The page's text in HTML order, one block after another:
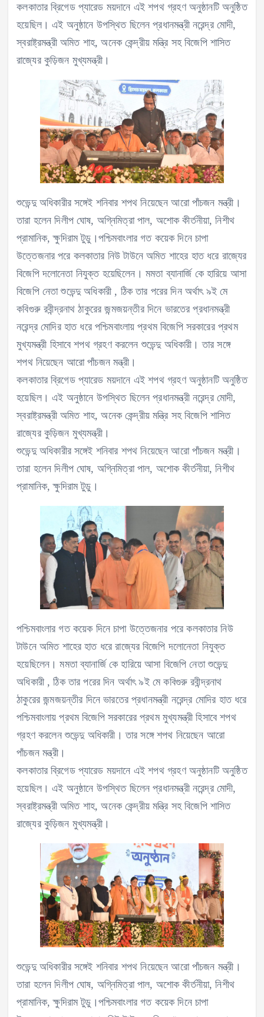
কলকাতার ব্রিগেড প্যারেড ময়দানে এই শপথ গ্রহণ অনুষ্ঠানটি অনুষ্ঠিত
হয়েছিল। এই অনুষ্ঠানে উপস্থিত ছিলেন প্রধানমন্ত্রী নরেন্দ্র মোদী,
স্বরাষ্ট্রমন্ত্রী অমিত শাহ, অনেক কেন্দ্রীয় মন্ত্রি সহ বিজেপি শাসিত
রাজ্যের কুড়িজন মুখ্যমন্ত্রী।
শুভেন্দু অধিকারীর সঙ্গেই শনিবার শপথ নিয়েছেন আরো পাঁচজন মন্ত্রী।
তারা হলেন দিলীপ ঘোষ, অগ্নিমিত্রা পাল, অশোক কীর্তনীয়া, নিশীথ
প্রামানিক, ক্ষুদিরাম টুডু।পশ্চিমবাংলার গত কয়েক দিনে চাপা
উত্তেজনার পরে কলকাতার নিউ টাউনে অমিত শাহের হাত ধরে রাজ্যের
বিজেপি দলোনেতা নিযুক্ত হয়েছিলেন। মমতা ব্যানার্জি কে হারিয়ে আসা
বিজেপি নেতা শুভেন্দু অধিকারী , ঠিক তার পরের দিন অর্থাৎ ৯ই মে
কবিগুরু রবীন্দ্রনাথ ঠাকুরের জন্মজয়ন্তীর দিনে ভারতের প্রধানমন্ত্রী
নরেন্দ্র মোদির হাত ধরে পশ্চিমবাংলায় প্রথম বিজেপি সরকারের প্রথম
মুখ্যমন্ত্রী হিসাবে শপথ গ্রহণ করলেন শুভেন্দু অধিকারী। তার সঙ্গে
শপথ নিয়েছেন আরো পাঁচজন মন্ত্রী।
কলকাতার ব্রিগেড প্যারেড ময়দানে এই শপথ গ্রহণ অনুষ্ঠানটি অনুষ্ঠিত
হয়েছিল। এই অনুষ্ঠানে উপস্থিত ছিলেন প্রধানমন্ত্রী নরেন্দ্র মোদী,
স্বরাষ্ট্রমন্ত্রী অমিত শাহ, অনেক কেন্দ্রীয় মন্ত্রি সহ বিজেপি শাসিত
রাজ্যের কুড়িজন মুখ্যমন্ত্রী।
শুভেন্দু অধিকারীর সঙ্গেই শনিবার শপথ নিয়েছেন আরো পাঁচজন মন্ত্রী।
তারা হলেন দিলীপ ঘোষ, অগ্নিমিত্রা পাল, অশোক কীর্তনীয়া, নিশীথ
প্রামানিক, ক্ষুদিরাম টুডু।
পশ্চিমবাংলার গত কয়েক দিনে চাপা উত্তেজনার পরে কলকাতার নিউ
টাউনে অমিত শাহের হাত ধরে রাজ্যের বিজেপি দলোনেতা নিযুক্ত
হয়েছিলেন। মমতা ব্যানার্জি কে হারিয়ে আসা বিজেপি নেতা শুভেন্দু
অধিকারী , ঠিক তার পরের দিন অর্থাৎ ৯ই মে কবিগুরু রবীন্দ্রনাথ
ঠাকুরের জন্মজয়ন্তীর দিনে ভারতের প্রধানমন্ত্রী নরেন্দ্র মোদির হাত ধরে
পশ্চিমবাংলায় প্রথম বিজেপি সরকারের প্রথম মুখ্যমন্ত্রী হিসাবে শপথ
গ্রহণ করলেন শুভেন্দু অধিকারী। তার সঙ্গে শপথ নিয়েছেন আরো
পাঁচজন মন্ত্রী।
কলকাতার ব্রিগেড প্যারেড ময়দানে এই শপথ গ্রহণ অনুষ্ঠানটি অনুষ্ঠিত
হয়েছিল। এই অনুষ্ঠানে উপস্থিত ছিলেন প্রধানমন্ত্রী নরেন্দ্র মোদী,
স্বরাষ্ট্রমন্ত্রী অমিত শাহ, অনেক কেন্দ্রীয় মন্ত্রি সহ বিজেপি শাসিত
রাজ্যের কুড়িজন মুখ্যমন্ত্রী।
শুভেন্দু অধিকারীর সঙ্গেই শনিবার শপথ নিয়েছেন আরো পাঁচজন মন্ত্রী।
তারা হলেন দিলীপ ঘোষ, অগ্নিমিত্রা পাল, অশোক কীর্তনীয়া, নিশীথ
প্রামানিক, ক্ষুদিরাম টুডু।পশ্চিমবাংলার গত কয়েক দিনে চাপা